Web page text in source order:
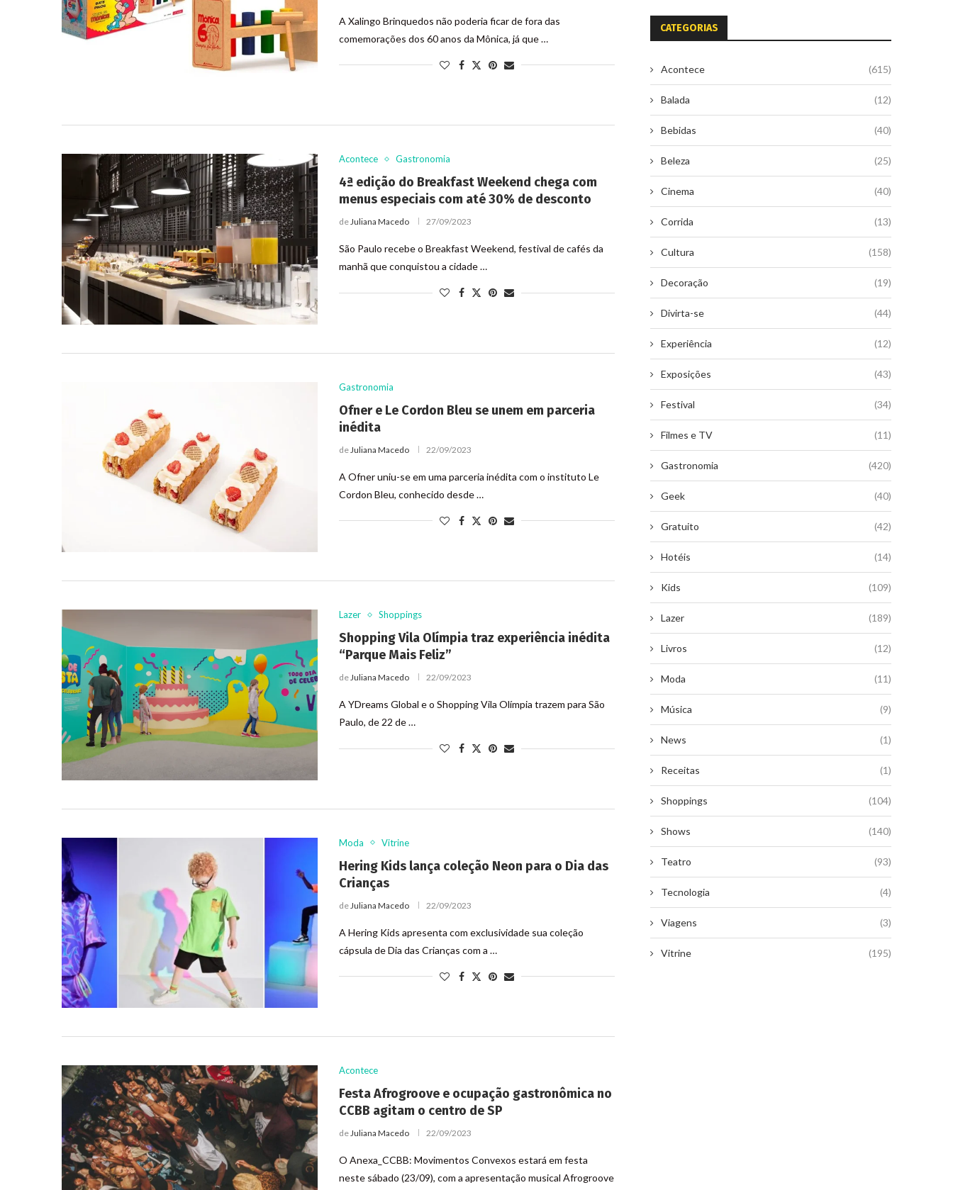
A Xalingo Brinquedos não poderia ficar de fora das
comemorações dos 60 anos da Mônica, já que …
Acontece Gastronomia
4ª edição do Breakfast Weekend chega com
menus especiais com até 30% de desconto
deJuliana Macedo 27/09/2023
São Paulo recebe o Breakfast Weekend, festival de cafés da
manhã que conquistou a cidade …
Gastronomia
Ofner e Le Cordon Bleu se unem em parceria
inédita
de Juliana Macedo 22/09/2023
A Ofner uniu-se em uma parceria inédita com o instituto Le
Cordon Bleu, conhecido desde …
Lazer Shoppings
Shopping Vila Olímpia traz experiência inédita
“Parque Mais Feliz”
deJuliana Macedo 22/09/2023
A YDreams Global e o Shopping Vila Olímpia trazem para São
Paulo, de 22 de …
Moda Vitrine
Hering Kids lança coleção Neon para o Dia das
Crianças
de Juliana Macedo 22/09/2023
A Hering Kids apresenta com exclusividade sua coleção
cápsula de Dia das Crianças com a …
Acontece
Festa Afrogroove e ocupação gastronômica no
CCBB agitam o centro de SP
deJuliana Macedo 22/09/2023
O Anexa_CCBB: Movimentos Convexos estará em festa
neste sábado (23/09), com a apresentação musical Afrogroove
CATEGORIAS
Acontece (615)
Balada (12)
Bebidas (40)
Beleza (25)
Cinema (40)
Corrida (13)
Cultura (158)
Decoração (19)
Divirta-se (44)
Experiência (12)
Exposições (43)
Festival (34)
Filmes e TV (11)
Gastronomia (420)
Geek (40)
Gratuito (42)
Hotéis (14)
Kids (109)
Lazer (189)
Livros (12)
Moda (11)
Música (9)
News (1)
Receitas (1)
Shoppings (104)
Shows (140)
Teatro (93)
Tecnologia (4)
Viagens (3)
Vitrine (195)